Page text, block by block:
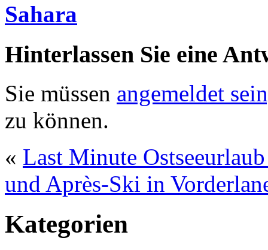
Sahara
Hinterlassen Sie eine
Sie müssen angemeldet
zu können.
« Last Minute
und Après-Ski in
Kategorien